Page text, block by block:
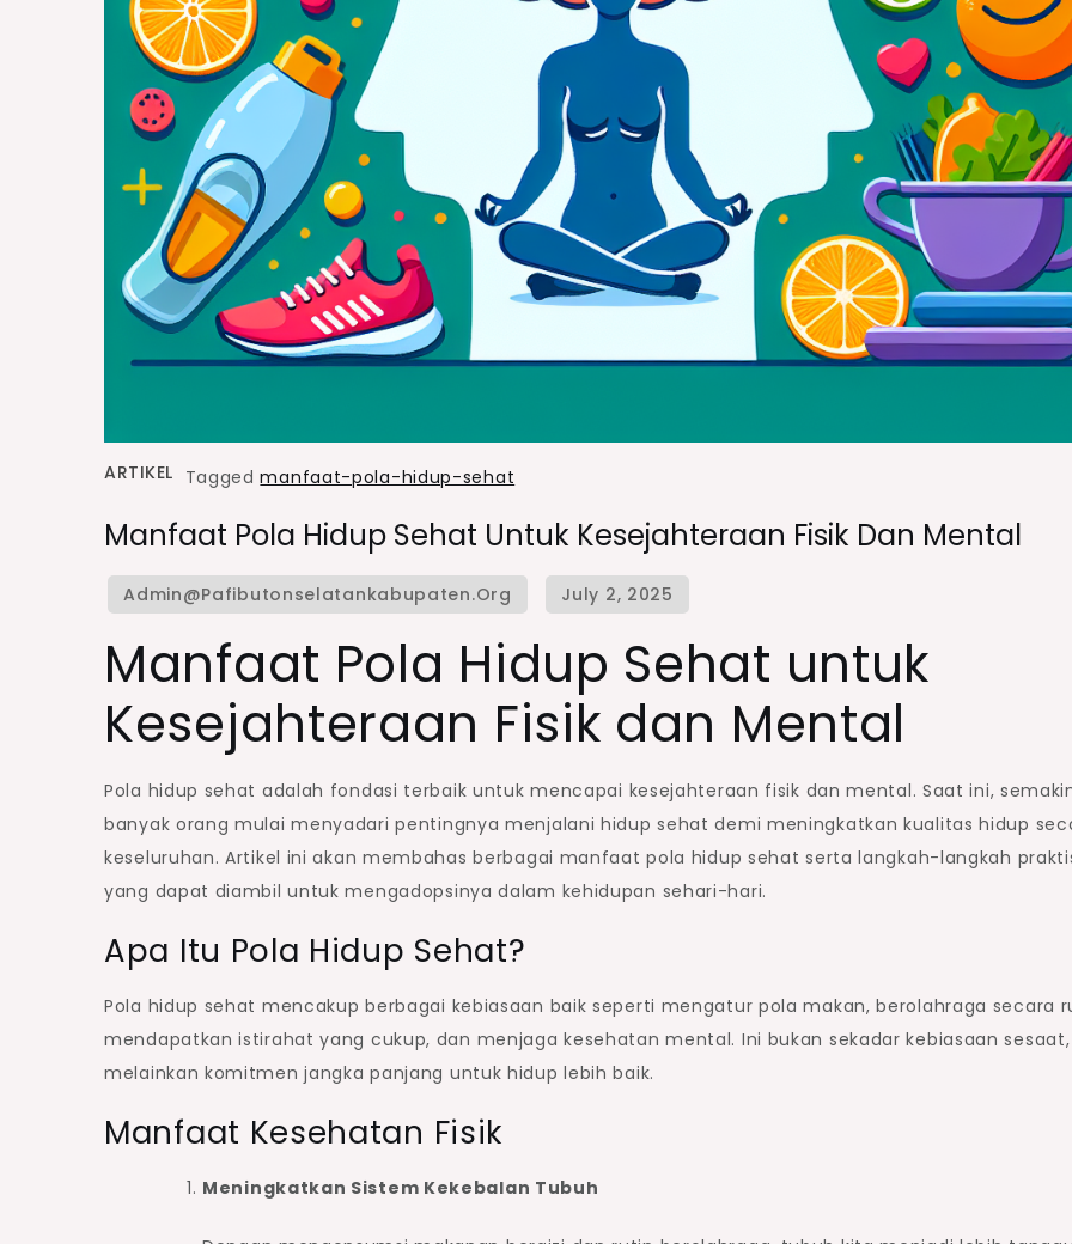
ARTIKEL Taggedmanfaat-pola-hidup-sehat
Manfaat Pola Hidup Sehat Untuk Kesejahteraan Fisik Dan Mental
Manfaat Pola Hidup Sehat untuk
Kesejahteraan Fisik dan Mental
Pola hidup sehat adalah fondasi terbaik untuk mencapai kesejahteraan fisik dan mental. Saat ini,
banyak orang mulai menyadari pentingnya menjalani hidup sehat demi meningkatkan kualitas hidup
keseluruhan. Artikel ini akan membahas berbagai manfaat pola hidup sehat serta langkah-langkah
yang dapat diambil untuk mengadopsinya dalam kehidupan sehari-hari.
Apa Itu Pola Hidup Sehat?
Pola hidup sehat mencakup berbagai kebiasaan baik seperti mengatur pola makan, berolahraga secara
mendapatkan istirahat yang cukup, dan menjaga kesehatan mental. Ini bukan sekadar kebiasaan sesaat,
melainkan komitmen jangka panjang untuk hidup lebih baik.
Manfaat Kesehatan Fisik
Meningkatkan Sistem Kekebalan Tubuh